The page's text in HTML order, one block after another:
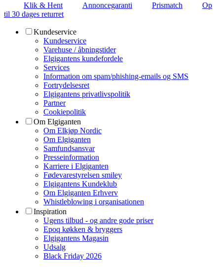
Klik & Hent Annoncegaranti Prismatch
Op
til 30 dages returret
Kundeservice
Kundeservice
Varehuse / åbningstider
Elgigantens kundefordele
Services
Information om spam/phishing-emails og SMS
Fortrydelsesret
Elgigantens privatlivspolitik
Partner
Cookiepolitik
Om Elgiganten
Om Elkjøp Nordic
Om Elgiganten
Samfundsansvar
Presseinformation
Karriere i Elgiganten
Fødevarestyrelsen smiley
Elgigantens Kundeklub
Om Elgiganten Erhverv
Whistleblowing i organisationen
Inspiration
Ugens tilbud - og andre gode priser
Epoq køkken & bryggers
Elgigantens Magasin
Udsalg
Black Friday 2026